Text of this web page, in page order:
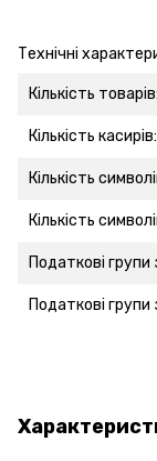
Технічні
Кількість товарів:
Кількість касирів:
Кількість
Кількість
Податкові
Податкові